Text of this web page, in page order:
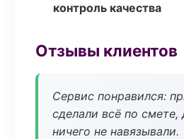
контроль качества
Отзывы клиентов
Сервис понравился:
сделали всё по смете,
ничего не навязывали.